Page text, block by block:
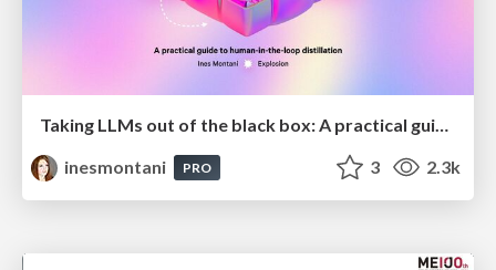
inesmontani
PRO 3 2.3k